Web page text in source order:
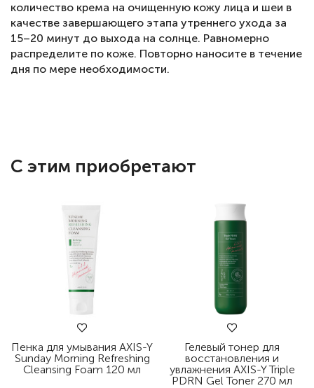
количество крема на очищенную кожу лица и шеи в
качестве завершающего этапа утреннего ухода за
15–20 минут до выхода на солнце. Равномерно
распределите по коже. Повторно наносите в течение
дня по мере необходимости.
С этим приобретают
Пенка для умывания AXIS-Y
Sunday Morning Refreshing
Cleansing Foam 120 мл
Гелевый тонер для
восстановления и
увлажнения AXIS-Y Triple
PDRN Gel Toner 270 мл